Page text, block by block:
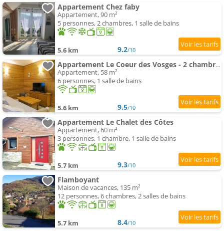
Appartement Chez faby
Appartement, 90 m²
5 personnes, 2 chambres, 1 salle de bains
5.6 km 9.2/10
Appartement Le Coeur des Vosges - 2 chambres
Appartement, 58 m²
6 personnes, 1 salle de bains
5.6 km 9.5/10
Appartement Le Chalet des Côtes
Appartement, 60 m²
3 personnes, 1 chambre, 1 salle de bains
5.7 km 9.3/10
Flamboyant
Maison de vacances, 135 m²
12 personnes, 6 chambres, 2 salles de bains
5.7 km 8.4/10